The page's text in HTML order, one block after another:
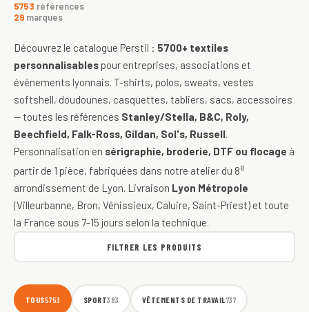
5753 références
29 marques
Découvrez le catalogue Perstil : 5700+ textiles
personnalisables pour entreprises, associations et
événements lyonnais. T-shirts, polos, sweats, vestes
softshell, doudounes, casquettes, tabliers, sacs, accessoires
— toutes les références Stanley/Stella, B&C, Roly,
Beechfield, Falk-Ross, Gildan, Sol's, Russell.
Personnalisation en sérigraphie, broderie, DTF ou flocage à
partir de 1 pièce, fabriquées dans notre atelier du 8e
arrondissement de Lyon. Livraison Lyon Métropole
(Villeurbanne, Bron, Vénissieux, Caluire, Saint-Priest) et toute
la France sous 7-15 jours selon la technique.
FILTRER LES PRODUITS
TOUS5753 SPORT383 VÊTEMENTS DE TRAVAIL737